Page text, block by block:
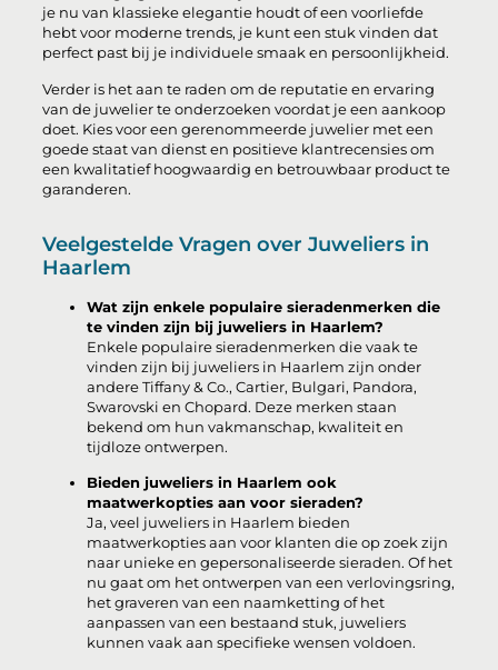
je nu van klassieke elegantie houdt of een voorliefde
hebt voor moderne trends, je kunt een stuk vinden dat
perfect past bij je individuele smaak en persoonlijkheid.
Verder is het aan te raden om de reputatie en ervaring
van de juwelier te onderzoeken voordat je een aankoop
doet. Kies voor een gerenommeerde juwelier met een
goede staat van dienst en positieve klantrecensies om
een kwalitatief hoogwaardig en betrouwbaar product te
garanderen.
Veelgestelde Vragen over Juweliers in
Haarlem
Wat zijn enkele populaire sieradenmerken die
te vinden zijn bij juweliers in Haarlem?
Enkele populaire sieradenmerken die vaak te
vinden zijn bij juweliers in Haarlem zijn onder
andere Tiffany & Co., Cartier, Bulgari, Pandora,
Swarovski en Chopard. Deze merken staan
bekend om hun vakmanschap, kwaliteit en
tijdloze ontwerpen.
Bieden juweliers in Haarlem ook
maatwerkopties aan voor sieraden?
Ja, veel juweliers in Haarlem bieden
maatwerkopties aan voor klanten die op zoek zijn
naar unieke en gepersonaliseerde sieraden. Of het
nu gaat om het ontwerpen van een verlovingsring,
het graveren van een naamketting of het
aanpassen van een bestaand stuk, juweliers
kunnen vaak aan specifieke wensen voldoen.